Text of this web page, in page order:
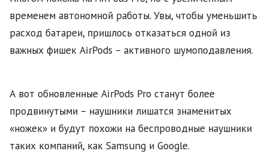
временем автономной работы. Увы, чтобы уменьшить
расход батареи, пришлось отказаться одной из
важных фишек AirPods – активного шумоподавления.
А вот обновленные AirPods Pro станут более
продвинутыми – наушники лишатся знаменитых
«ножек» и будут похожи на беспроводные наушники
таких компаний, как Samsung и Google.